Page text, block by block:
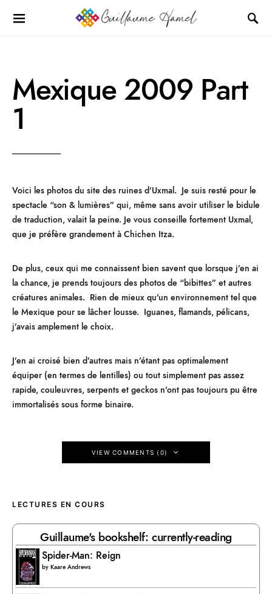
Mexique 2009 Part
1
Voici les photos du site des ruines d’Uxmal. Je suis resté pour le
spectacle “son & lumières” qui, même sans avoir utiliser le bidule
de traduction, valait la peine. Je vous conseille fortement Uxmal,
que je préfère grandement à Chichen Itza.
De plus, ceux qui me connaissent bien savent que lorsque j’en ai
la chance, je prends toujours des photos de “bibittes” et autres
créatures animales. Rien de mieux qu’un environnement tel que
le Mexique pour se lâcher lousse. Iguanes, flamands, pélicans,
j’avais amplement le choix.
J’en ai croisé bien d’autres mais n’étant pas optimalement
équiper (en termes de lentilles) ou tout simplement pas assez
rapide, couleuvres, serpents et geckos n’ont pas toujours pu être
immortalisés sous forme binaire.
VIEW COMMENTS (0)
LECTURES EN COURS
Guillaume's bookshelf: currently-reading
Spider-Man: Reign
by Kaare Andrews